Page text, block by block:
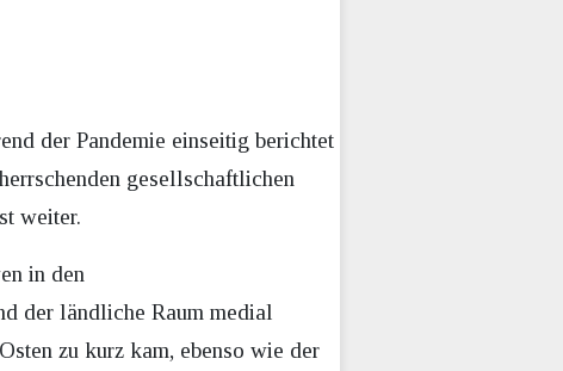
der Pandemie einseitig berichtet
gesellschaftlichen
weiter.
in den
der ländliche Raum medial
zu kurz kam, ebenso wie der